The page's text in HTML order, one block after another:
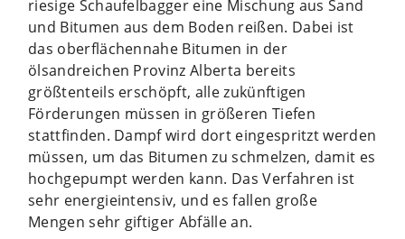
riesige Schaufelbagger eine Mischung aus Sand
und Bitumen aus dem Boden reißen. Dabei ist
das oberflächennahe Bitumen in der
ölsandreichen Provinz Alberta bereits
größtenteils erschöpft, alle zukünftigen
Förderungen müssen in größeren Tiefen
stattfinden. Dampf wird dort eingespritzt werden
müssen, um das Bitumen zu schmelzen, damit es
hochgepumpt werden kann. Das Verfahren ist
sehr energieintensiv, und es fallen große
Mengen sehr giftiger Abfälle an.